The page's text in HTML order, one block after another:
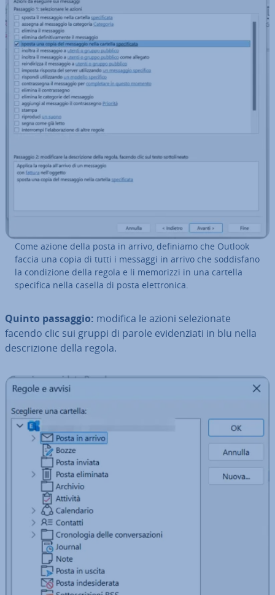
Come azione della posta in arrivo, definiamo che Outlook
faccia una copia di tutti i messaggi in arrivo che sod­di­sfa­no
la con­di­zio­ne della regola e li memorizzi in una cartella
specifica nella casella di posta elet­tro­ni­ca.
Quinto passaggio: modifica le azioni se­le­zio­na­te
facendo clic sui gruppi di parole evi­den­zia­ti in blu nella
de­scri­zio­ne della regola.